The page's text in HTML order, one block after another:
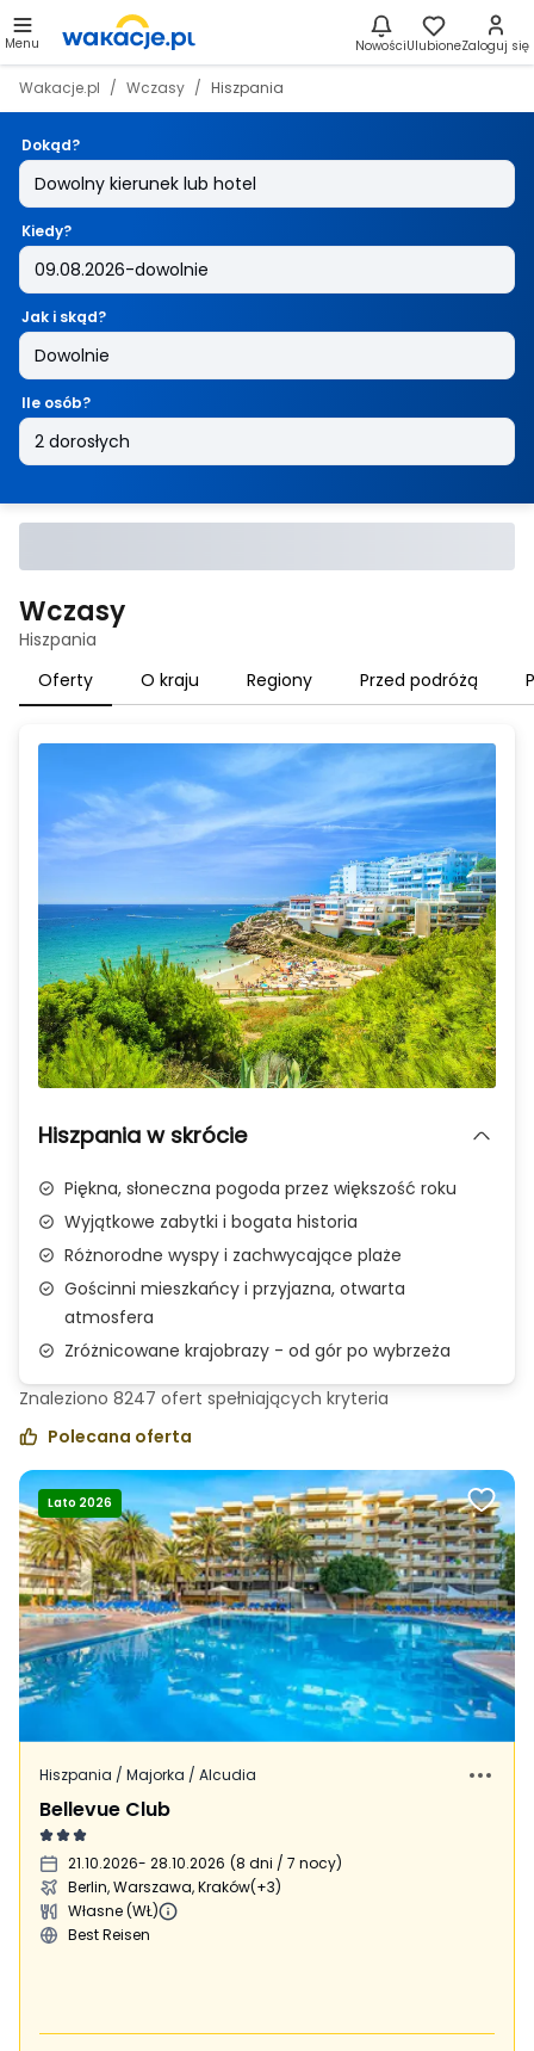
Menu NowościUlubioneZaloguj się
Wakacje.pl Wczasy Hiszpania
Dokąd?
Kiedy?
Jak i skąd?
Ile osób?
Wczasy
Hiszpania
Oferty
O kraju Regiony Przed podróżą
Zdjęcie 1 z 3
Hiszpania w skrócie
Piękna, słoneczna pogoda przez większość roku
Wyjątkowe zabytki i bogata historia
Różnorodne wyspy i zachwycające plaże
Gościnni mieszkańcy i przyjazna, otwarta
atmosfera
Zróżnicowane krajobrazy - od gór po wybrzeża
Znaleziono 8247 ofert spełniających kryteria
Polecana oferta
Lato 2026
Hiszpania / Majorka / Alcudia
Bellevue Club
21.10.2026- 28.10.2026 (8 dni / 7 nocy)
Berlin, Warszawa, Kraków(+3)
Własne (WŁ)
Best Reisen